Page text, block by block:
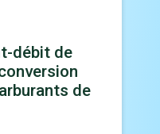
débit de
de